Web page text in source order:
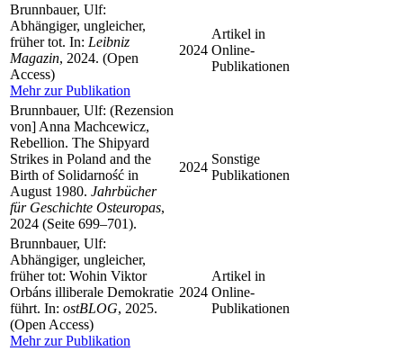
Brunnbauer, Ulf:
Abhängiger, ungleicher,
früher tot. In: Leibniz
Magazin, 2024. (Open
Access)
Mehr zur Publikation
2024
Artikel in
Online-
Publikationen
Brunnbauer, Ulf: (Rezension
von] Anna Machcewicz,
Rebellion. The Shipyard
Strikes in Poland and the
Birth of Solidarność in
August 1980. Jahrbücher
für Geschichte Osteuropas,
2024 (Seite 699–701).
2024
Sonstige
Publikationen
Brunnbauer, Ulf:
Abhängiger, ungleicher,
früher tot: Wohin Viktor
Orbáns illiberale Demokratie
führt. In: ostBLOG, 2025.
(Open Access)
Mehr zur Publikation
2024
Artikel in
Online-
Publikationen